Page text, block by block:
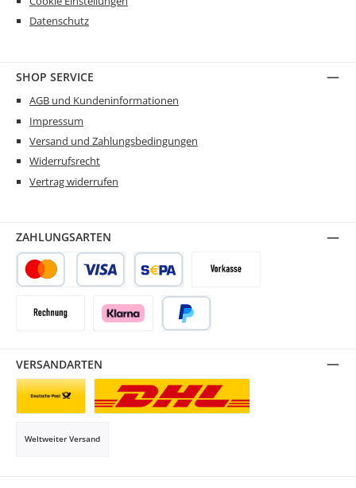
Datenschutz
SHOP SERVICE
AGB und Kundeninformationen
Impressum
Versand und Zahlungsbedingungen
Widerrufsrecht
Vertrag widerrufen
VERSANDARTEN
Weltweiter Versand
ZAHLUNGSARTEN
SEPA LastschriftVorkasse